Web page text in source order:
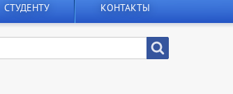
СТУДЕНТУ КОНТАКТЫ